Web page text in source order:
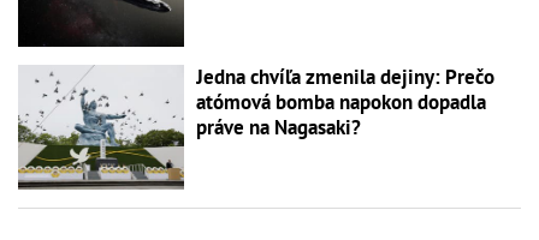
Jedna chvíľa zmenila dejiny: Prečo
atómová bomba napokon dopadla
práve na Nagasaki?